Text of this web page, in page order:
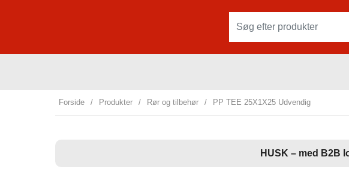
Forside / Produkter / Rør og tilbehør / PP TEE 25X1X25 Udvendig
HUSK – med B2B